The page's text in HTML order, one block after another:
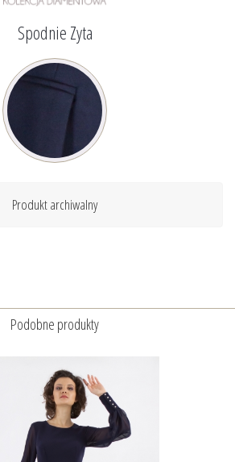
Spodnie Zyta
Produkt archiwalny
Podobne produkty